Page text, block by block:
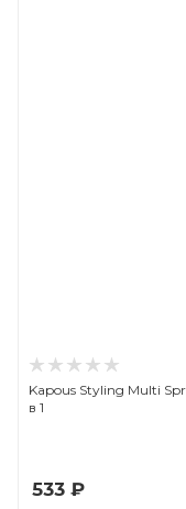
Kapous Styling Multi Spray - Мультиспрей для укладки волос 18
в 1
533 ₽